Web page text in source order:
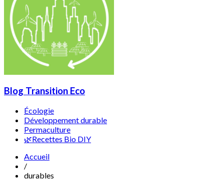
Blog Transition Eco
Écologie
Développement durable
Permaculture
🌿Recettes Bio DIY
Accueil
/
durables